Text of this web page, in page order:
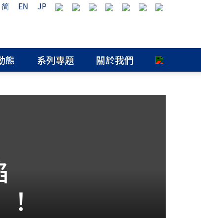
简 EN
JP
態 系列專題 關於我們